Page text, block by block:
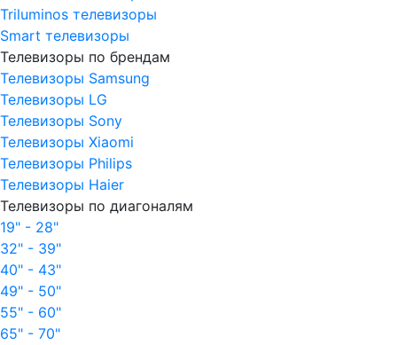
Triluminos телевизоры
Smart телевизоры
Телевизоры по брендам
Телевизоры Samsung
Телевизоры LG
Телевизоры Sony
Телевизоры Xiaomi
Телевизоры Philips
Телевизоры Haier
Телевизоры по диагоналям
19" - 28"
32" - 39"
40" - 43"
49" - 50"
55" - 60"
65" - 70"